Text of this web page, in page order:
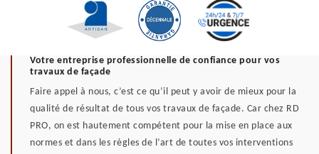
Votre entreprise professionnelle de confiance pour vos
travaux de façade
Faire appel à nous, c’est ce qu’il peut y avoir de mieux pour la
qualité de résultat de tous vos travaux de façade. Car chez RD
PRO, on est hautement compétent pour la mise en place aux
normes et dans les règles de l’art de toutes vos interventions